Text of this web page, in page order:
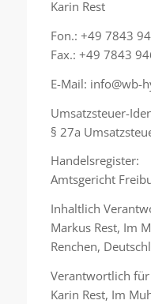
Karin Rest
Fon.: +49 7843
Fax.: +49 7843
E-Mail: info@wb-
Umsatzsteuer-
§ 27a
Handelsregister:
Amtsgericht
Inhaltlich
Markus Rest, Im
Renchen,
Verantwortlich
Karin Rest, Im